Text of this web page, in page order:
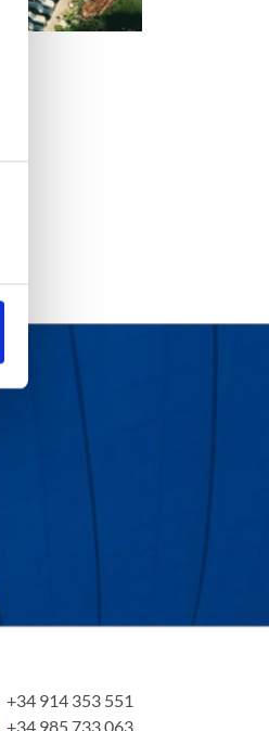
+34 914 353 551
+34 985 733 063